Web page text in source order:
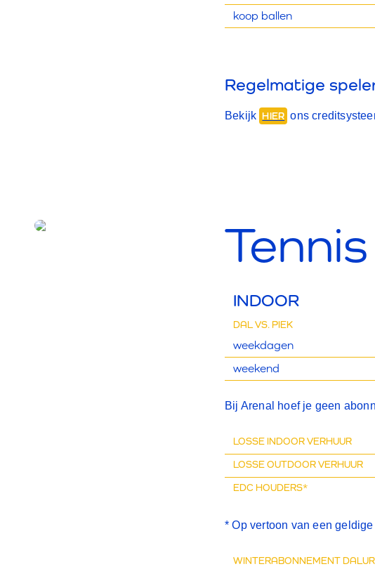
koop ballen
Regelmatige
Bekijk HIER ons
Tennis
INDOOR
DAL VS. PIEK
weekdagen
weekend
Bij Arenal hoef je geen
LOSSE INDOOR VERHUUR
LOSSE OUTDOOR VERHUUR
EDC HOUDERS*
* Op vertoon van een
WINTERABONNEMENT